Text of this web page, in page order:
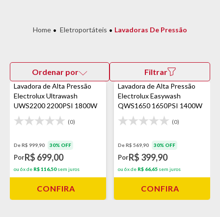
Eletroportáteis Lavadoras De Pressão
Ordenar por Filtrar
Lavadora de Alta Pressão
Electrolux Ultrawash
UWS2200 2200PSI 1800W
(0)
De R$ 999,90 30% OFF
PorR$ 699,00
ou 6x de R$ 116,50sem juros
CONFIRA
Lavadora de Alta Pressão
Electrolux Easywash
QWS1650 1650PSI 1400W
(0)
De R$ 569,90 30% OFF
PorR$ 399,90
ou 6x de R$ 66,65 sem juros
CONFIRA